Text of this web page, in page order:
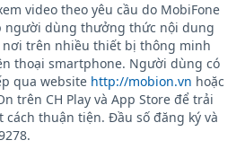
video theo yêu cầu do MobiFone
người dùng thưởng thức nội dung
trên nhiều thiết bị thông minh
thoại smartphone. Người dùng có
qua website http://mobion.vn hoặc
trên CH Play và App Store để trải
cách thuận tiện. Đầu số đăng ký và